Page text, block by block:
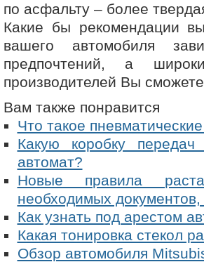
по асфальту – более
Какие бы рекомендации
вашего автомобиля
предпочтений, а
производителей Вы
Вам также понравится
Что такое
Какую коробку
автомат?
Новые правила
необходимых документов,
Как узнать под арестом
Какая тонировка стекол
Обзор автомобиля